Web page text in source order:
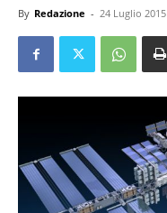
By Redazione - 24 Luglio 2015